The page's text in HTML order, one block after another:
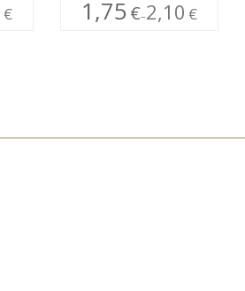
€ 1,75 €–2,10 €